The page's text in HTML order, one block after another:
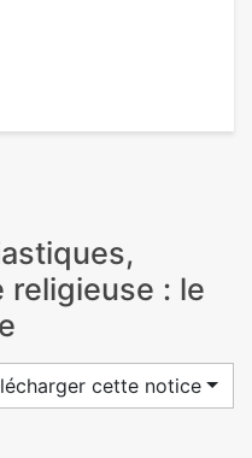
religieuse : le
cette notice